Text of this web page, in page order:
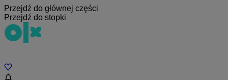
Przejdź do głównej części
Przejdź do stopki